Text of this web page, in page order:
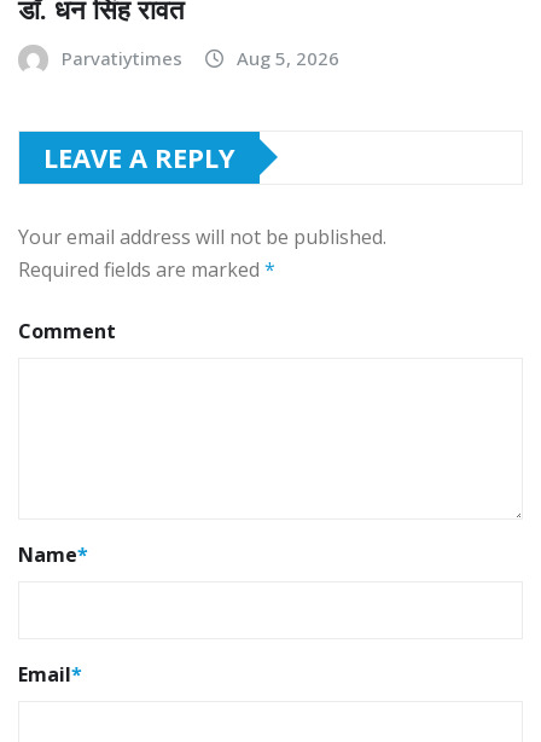
डाॅ. धन सिंह रावत
Parvatiytimes Aug 5, 2026
LEAVE A REPLY
Your email address will not be published.
Required fields are marked *
Comment
Name*
Email*